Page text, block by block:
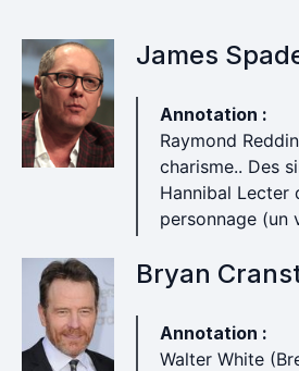
James
Annotation :
Raymond
charisme.. Des
Hannibal Lecter
personnage (un
Bryan
Annotation :
Walter White